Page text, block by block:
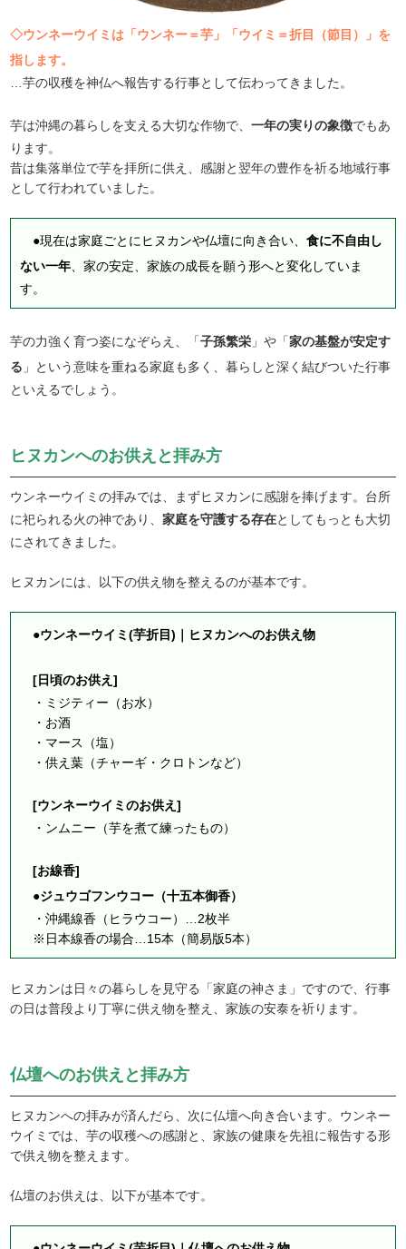
◇ウンネーウイミは「ウンネー＝芋」「ウイミ＝折目（節目）」を
指します。
…芋の収穫を神仏へ報告する行事として伝わってきました。
芋は沖縄の暮らしを支える大切な作物で、一年の実りの象徴でもあ
ります。
昔は集落単位で芋を拝所に供え、感謝と翌年の豊作を祈る地域行事
として行われていました。
●現在は家庭ごとにヒヌカンや仏壇に向き合い、食に不自由し
ない一年 、家の安定、家族の成長を願う形へと変化していま
す。
芋の力強く育つ姿になぞらえ、「子孫繁栄 」や「家の基盤が安定す
る 」という意味を重ねる家庭も多く、暮らしと深く結びついた行事
といえるでしょう。
ヒヌカンへのお供えと拝み方
ウンネーウイミの拝みでは、まずヒヌカンに感謝を捧げます。台所
に祀られる火の神であり、家庭を守護する存在としてもっとも大切
にされてきました。
ヒヌカンには、以下の供え物を整えるのが基本です。
●ウンネーウイミ(芋折目)｜ヒヌカンへのお供え物
[日頃のお供え]
・ミジティー（お水）
・お酒
・マース（塩）
・供え葉（チャーギ・クロトンなど）
[ウンネーウイミのお供え]
・ンムニー（芋を煮て練ったもの）
[お線香]
●ジュウゴフンウコー（十五本御香）
・沖縄線香（ヒラウコー）…2枚半
※日本線香の場合…15本（簡易版5本）
ヒヌカンは日々の暮らしを見守る「家庭の神さま」ですので、行事
の日は普段より丁寧に供え物を整え、家族の安泰を祈ります。
仏壇へのお供えと拝み方
ヒヌカンへの拝みが済んだら、次に仏壇へ向き合います。ウンネー
ウイミでは、芋の収穫への感謝と、家族の健康を先祖に報告する形
で供え物を整えます。
仏壇のお供えは、以下が基本です。